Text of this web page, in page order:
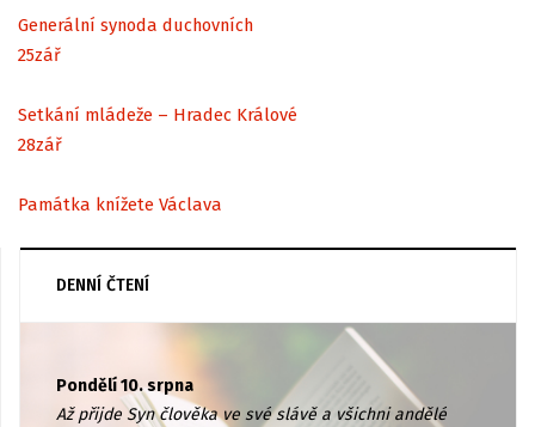
Generální synoda duchovních
25zář
Setkání mládeže – Hradec Králové
28zář
Památka knížete Václava
DENNÍ ČTENÍ
Pondělí 10. srpna
Až přijde Syn člověka ve své slávě a všichni andělé